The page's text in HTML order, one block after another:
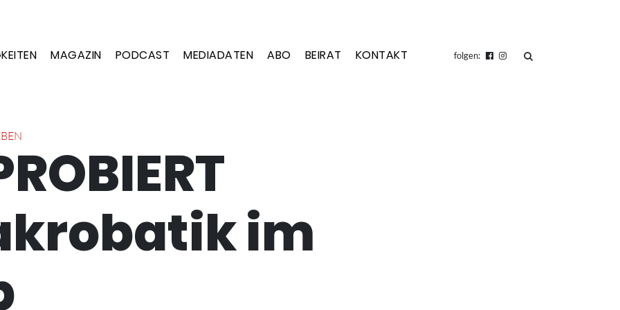
MAGAZIN PODCAST MEDIADATEN ABO BEIRAT KONTAKT folgen: suchen
im